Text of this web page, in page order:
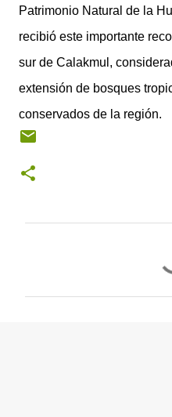
Patrimonio Natural de la
recibió este importante
sur de Calakmul,
extensión de bosques
conservados de la región.